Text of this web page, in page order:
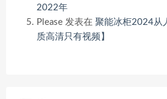
2022年
Please 发表在 聚能冰柜2024从
质高清只有视频】